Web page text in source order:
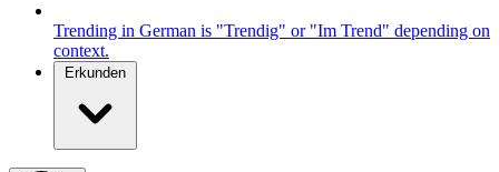
Trending in German is "Trendig" or "Im Trend" depending on
context.
Erkunden